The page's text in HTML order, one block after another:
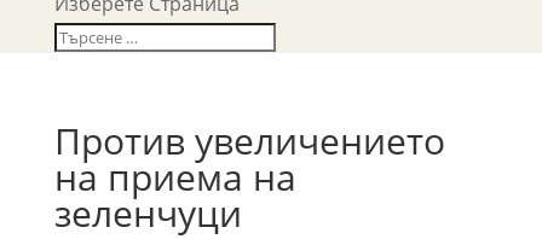
Против увеличението
на приема на
зеленчуци